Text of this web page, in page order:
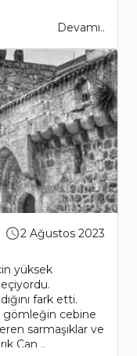
Devamı..
2 Ağustos 2023
yüksek
fark etti.
gömleğin cebine
sarmaşıklar ve
Çan ..